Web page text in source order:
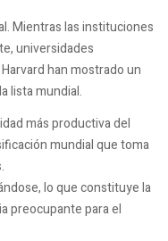
Mientras las instituciones
universidades
han mostrado un
lista mundial.
más productiva del
mundial que toma
lo que constituye la
preocupante para el